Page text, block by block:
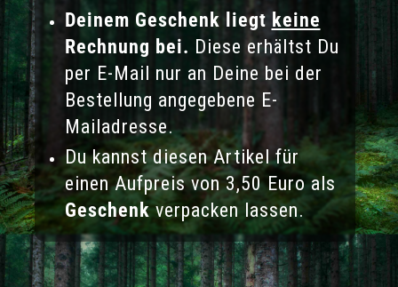
Deinem Geschenk liegt keine
Rechnung bei. Diese erhältst Du
per E-Mail nur an Deine bei der
Bestellung angegebene E-
Mailadresse.
Du kannst diesen Artikel für
einen Aufpreis von 3,50 Euro als
Geschenkverpacken lassen.